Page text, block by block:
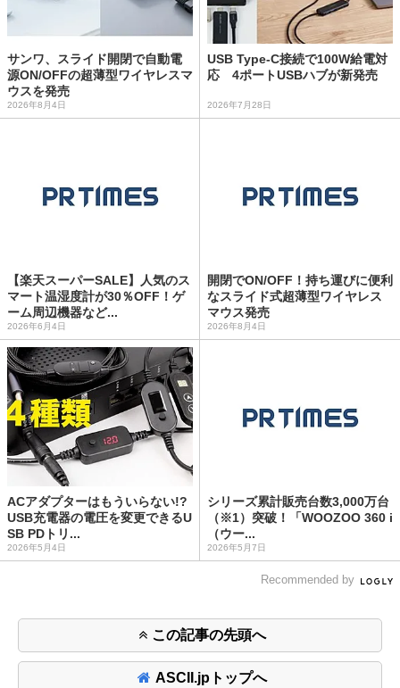
サンワ、スライド開閉で自動電
源ON/OFFの超薄型ワイヤレスマ
ウスを発売
2026年8月4日
USB Type-C接続で100W給電対
応 4ポートUSBハブが新発売
2026年7月28日
【楽天スーパーSALE】人気のス
マート温湿度計が30％OFF！ゲ
ーム周辺機器など...
2026年6月4日
開閉でON/OFF！持ち運びに便利
なスライド式超薄型ワイヤレス
マウス発売
2026年8月4日
ACアダプターはもういらない!?
USB充電器の電圧を変更できるU
SB PDトリ...
2026年5月4日
シリーズ累計販売台数3,000万台
（※1）突破！「WOOZOO 360 i
（ウー...
2026年5月7日
Recommended by
この記事の先頭へ
ASCII.jpトップへ